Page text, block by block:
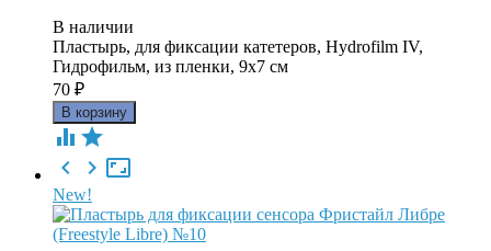
В наличии
Пластырь, для фиксации катетеров, Hydrofilm IV,
Гидрофильм, из пленки, 9x7 cм
70 ₽
 

 
New!